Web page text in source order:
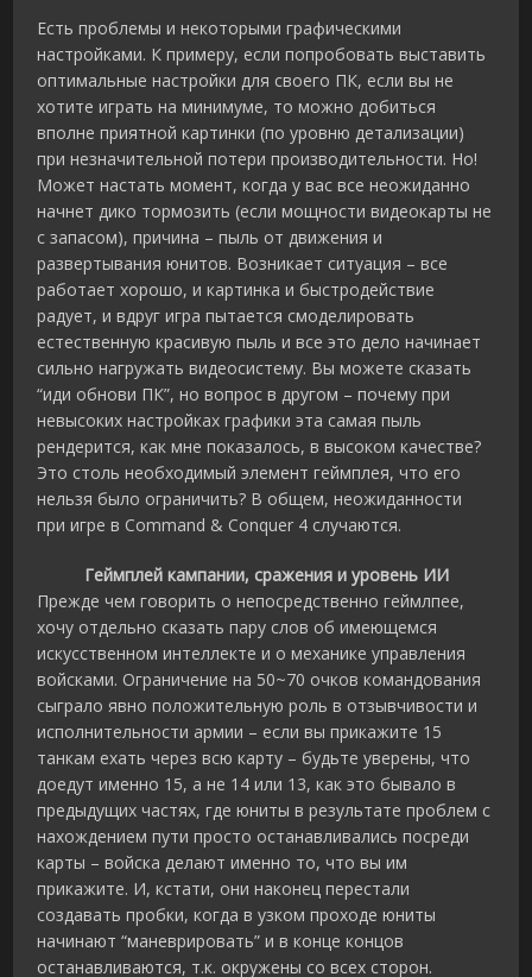
Есть проблемы и некоторыми графическими
настройками. К примеру, если попробовать выставить
оптимальные настройки для своего ПК, если вы не
хотите играть на минимуме, то можно добиться
вполне приятной картинки (по уровню детализации)
при незначительной потери производительности. Но!
Может настать момент, когда у вас все неожиданно
начнет дико тормозить (если мощности видеокарты не
с запасом), причина – пыль от движения и
развертывания юнитов. Возникает ситуация – все
работает хорошо, и картинка и быстродействие
радует, и вдруг игра пытается смоделировать
естественную красивую пыль и все это дело начинает
сильно нагружать видеосистему. Вы можете сказать
“иди обнови ПК”, но вопрос в другом – почему при
невысоких настройках графики эта самая пыль
рендерится, как мне показалось, в высоком качестве?
Это столь необходимый элемент геймплея, что его
нельзя было ограничить? В общем, неожиданности
при игре в Command & Conquer 4 случаются.
Геймплей кампании, сражения и уровень ИИ
Прежде чем говорить о непосредственно геймлпее,
хочу отдельно сказать пару слов об имеющемся
искусственном интеллекте и о механике управления
войсками. Ограничение на 50~70 очков командования
сыграло явно положительную роль в отзывчивости и
исполнительности армии – если вы прикажите 15
танкам ехать через всю карту – будьте уверены, что
доедут именно 15, а не 14 или 13, как это бывало в
предыдущих частях, где юниты в результате проблем с
нахождением пути просто останавливались посреди
карты – войска делают именно то, что вы им
прикажите. И, кстати, они наконец перестали
создавать пробки, когда в узком проходе юниты
начинают “маневрировать” и в конце концов
останавливаются, т.к. окружены со всех сторон.